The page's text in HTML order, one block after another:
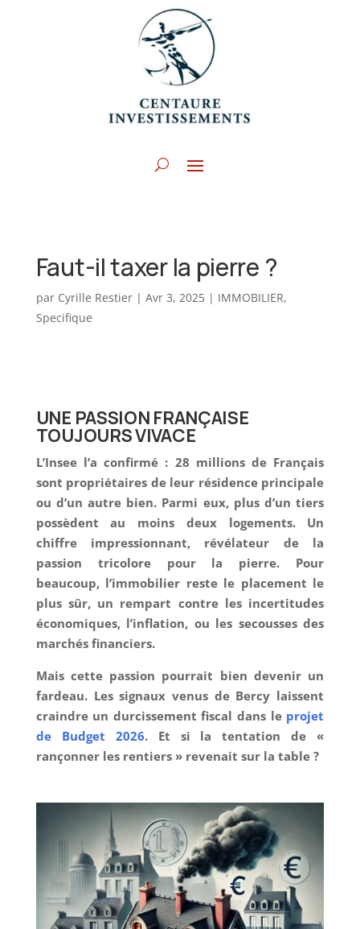
Faut-il taxer la pierre ?
par Cyrille Restier| Avr 3, 2025| IMMOBILIER,
Specifique
UNE PASSION FRANÇAISE
TOUJOURS VIVACE
L’Insee l’a confirmé : 28 millions de Français
sont propriétaires de leur résidence principale
ou d’un autre bien. Parmi eux, plus d’un tiers
possèdent au moins deux logements. Un
chiffre impressionnant, révélateur de la
passion tricolore pour la pierre. Pour
beaucoup, l’immobilier reste le placement le
plus sûr, un rempart contre les incertitudes
économiques, l’inflation, ou les secousses des
marchés financiers.
Mais cette passion pourrait bien devenir un
fardeau. Les signaux venus de Bercy laissent
craindre un durcissement fiscal dans le projet
de Budget 2026. Et si la tentation de «
rançonner les rentiers » revenait sur la table ?